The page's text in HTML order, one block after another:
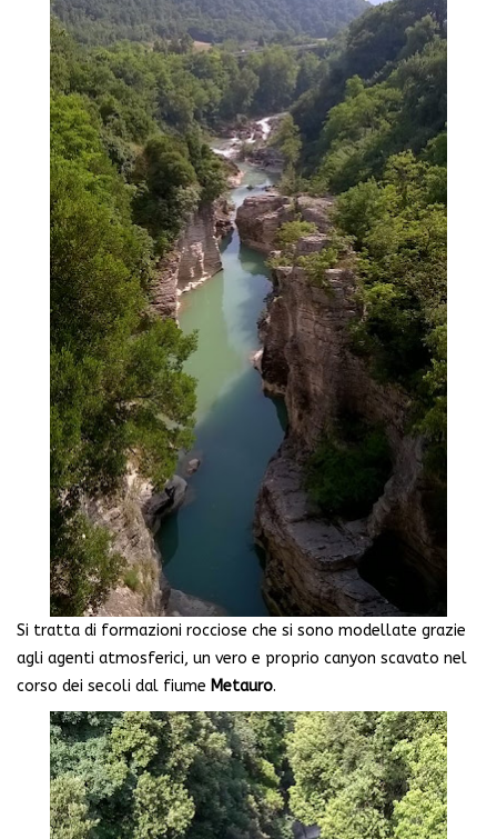
Si tratta di formazioni rocciose che si sono modellate grazie
agli agenti atmosferici, un vero e proprio canyon scavato nel
corso dei secoli dal fiume Metauro.